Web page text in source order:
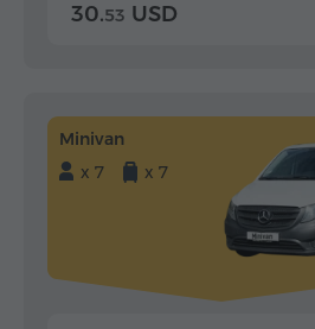
30.53 USD
Minivan
x 7
x 7